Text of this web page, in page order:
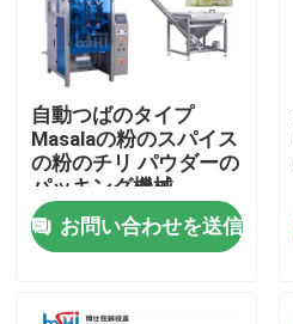
家
自動つばのタイプ
Masalaの粉のスパイス
の粉のチリ パウダーの
パッキング機械
お問い合わせを送信